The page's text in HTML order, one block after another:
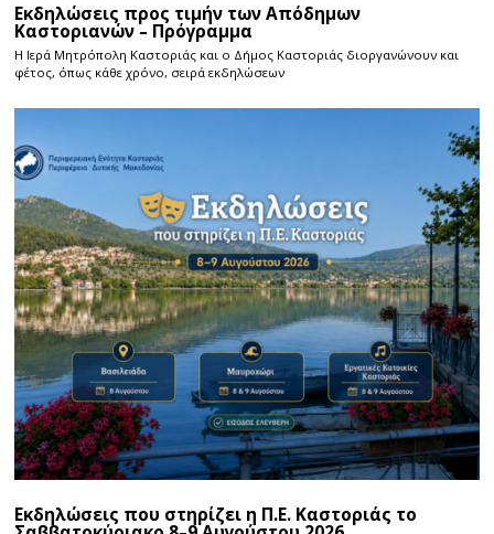
Εκδηλώσεις προς τιμήν των Απόδημων
Καστοριανών – Πρόγραμμα
Η Ιερά Μητρόπολη Καστοριάς και ο Δήμος Καστοριάς διοργανώνουν και
φέτος, όπως κάθε χρόνο, σειρά εκδηλώσεων
Εκδηλώσεις που στηρίζει η Π.Ε. Καστοριάς το